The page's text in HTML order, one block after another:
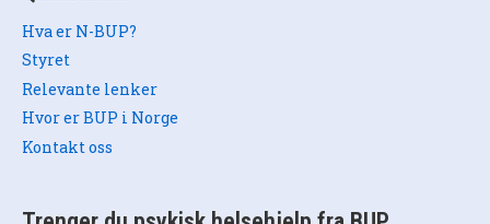
Hva er N-BUP?
Styret
Relevante lenker
Hvor er BUP i Norge
Kontakt oss